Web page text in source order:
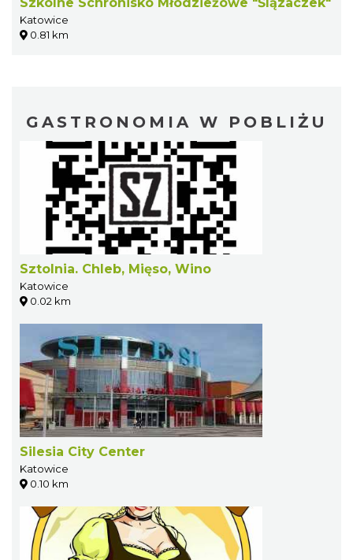
Szkolne Schronisko Młodzieżowe "Ślązaczek"
Katowice
0.81 km
GASTRONOMIA W POBLIŻU
Sztolnia. Chleb, Mięso, Wino
Katowice
0.02 km
Silesia City Center
Katowice
0.10 km